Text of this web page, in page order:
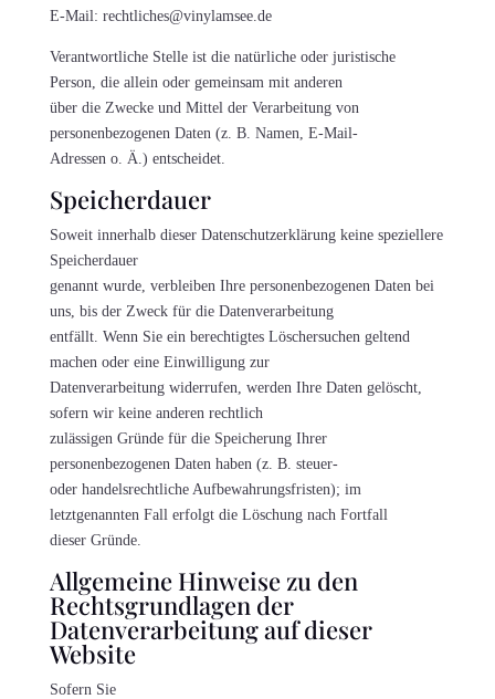
E-Mail: rechtliches@vinylamsee.de
Verantwortliche Stelle ist die natürliche oder juristische
Person, die allein oder gemeinsam mit anderen
über die Zwecke und Mittel der Verarbeitung von
personenbezogenen Daten (z. B. Namen, E-Mail-
Adressen o. Ä.) entscheidet.
Speicherdauer
Soweit innerhalb dieser Datenschutzerklärung keine speziellere
Speicherdauer
genannt wurde, verbleiben Ihre personenbezogenen Daten bei
uns, bis der Zweck für die Datenverarbeitung
entfällt. Wenn Sie ein berechtigtes Löschersuchen geltend
machen oder eine Einwilligung zur
Datenverarbeitung widerrufen, werden Ihre Daten gelöscht,
sofern wir keine anderen rechtlich
zulässigen Gründe für die Speicherung Ihrer
personenbezogenen Daten haben (z. B. steuer-
oder handelsrechtliche Aufbewahrungsfristen); im
letztgenannten Fall erfolgt die Löschung nach Fortfall
dieser Gründe.
Allgemeine Hinweise zu den
Rechtsgrundlagen der
Datenverarbeitung auf dieser
Website
Sofern Sie